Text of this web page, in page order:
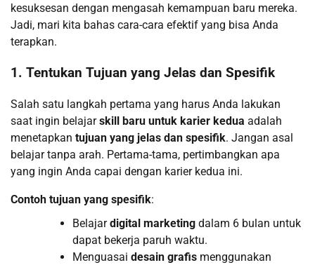
kesuksesan dengan mengasah kemampuan baru mereka.
Jadi, mari kita bahas cara-cara efektif yang bisa Anda
terapkan.
1. Tentukan Tujuan yang Jelas dan Spesifik
Salah satu langkah pertama yang harus Anda lakukan
saat ingin belajarskill baru untuk karier kedua adalah
menetapkan tujuan yang jelas dan spesifik. Jangan asal
belajar tanpa arah. Pertama-tama, pertimbangkan apa
yang ingin Anda capai dengan karier kedua ini.
Contoh tujuan yang spesifik:
Belajardigital marketing dalam 6 bulan untuk
dapat bekerja paruh waktu.
Menguasai desain grafis menggunakan